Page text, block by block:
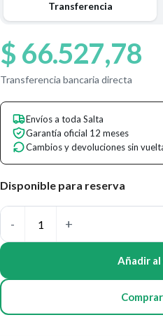
Transferencia
$ 66.527,78
Transferencia bancaria directa
Envíos a toda Salta
Garantía oficial 12 meses
Cambios y devoluciones sin
Disponible para reserva
Añadir